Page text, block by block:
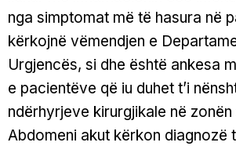
nga simptomat më të hasura në
kërkojnë vëmendjen e
Urgjencës, si dhe është ankesa
e pacientëve që iu duhet t’i
ndërhyrjeve kirurgjikale në zonën
Abdomeni akut kërkon diagnozë